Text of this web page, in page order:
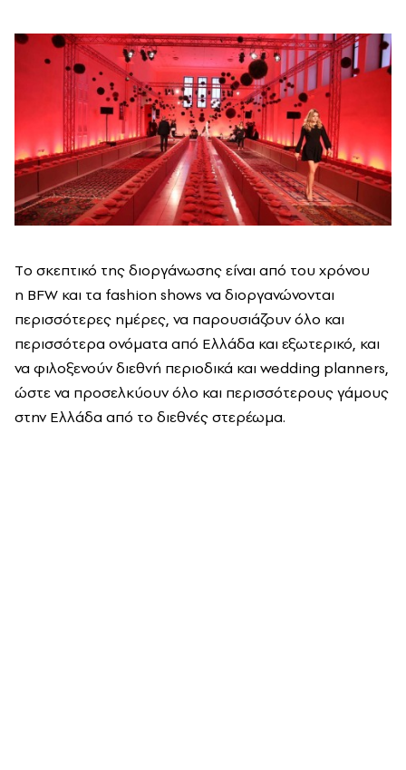
Tο σκεπτικό της διοργάνωσης είναι από του χρόνου
η BFW και τα fashion shows να διοργανώνονται
περισσότερες ημέρες, να παρουσιάζουν όλο και
περισσότερα ονόματα από Ελλάδα και εξωτερικό, και
να φιλοξενούν διεθνή περιοδικά και wedding planners,
ώστε να προσελκύουν όλο και περισσότερους γάμους
στην Ελλάδα από το διεθνές στερέωμα.